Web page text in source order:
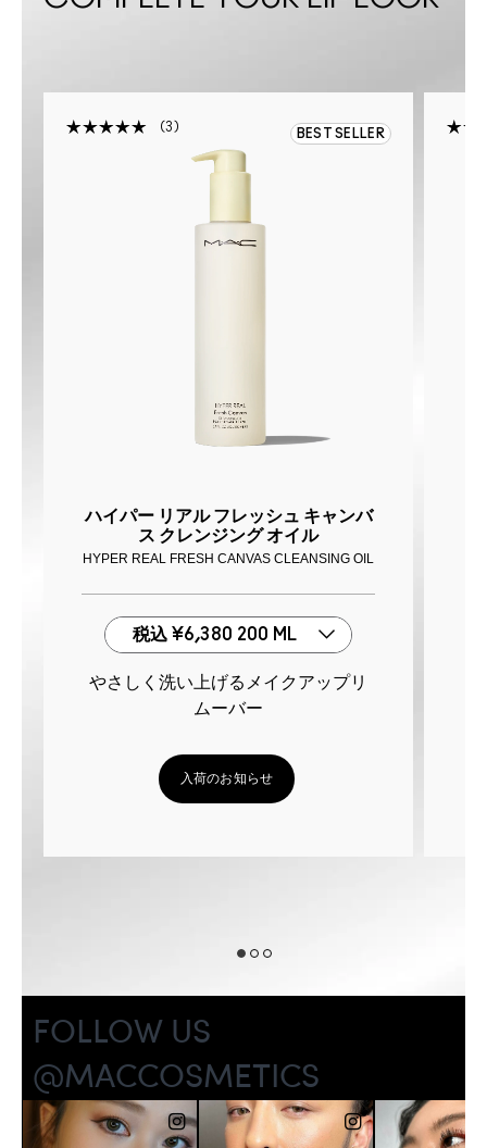
3 BEST SELLER
ハイパー リアル フレッシュ キャンバ
ス クレンジング オイル
HYPER REAL FRESH CANVAS CLEANSING OIL
税込 ¥6,380 200 ML
やさしく洗い上げるメイクアップリ
ムーバー
入荷のお知らせ